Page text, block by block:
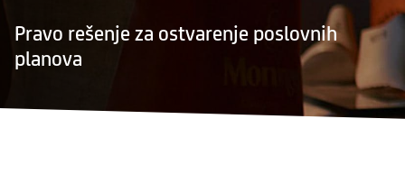
za
obrtna
sredstva
Pravo rešenje za ostvarenje poslovnih
planova